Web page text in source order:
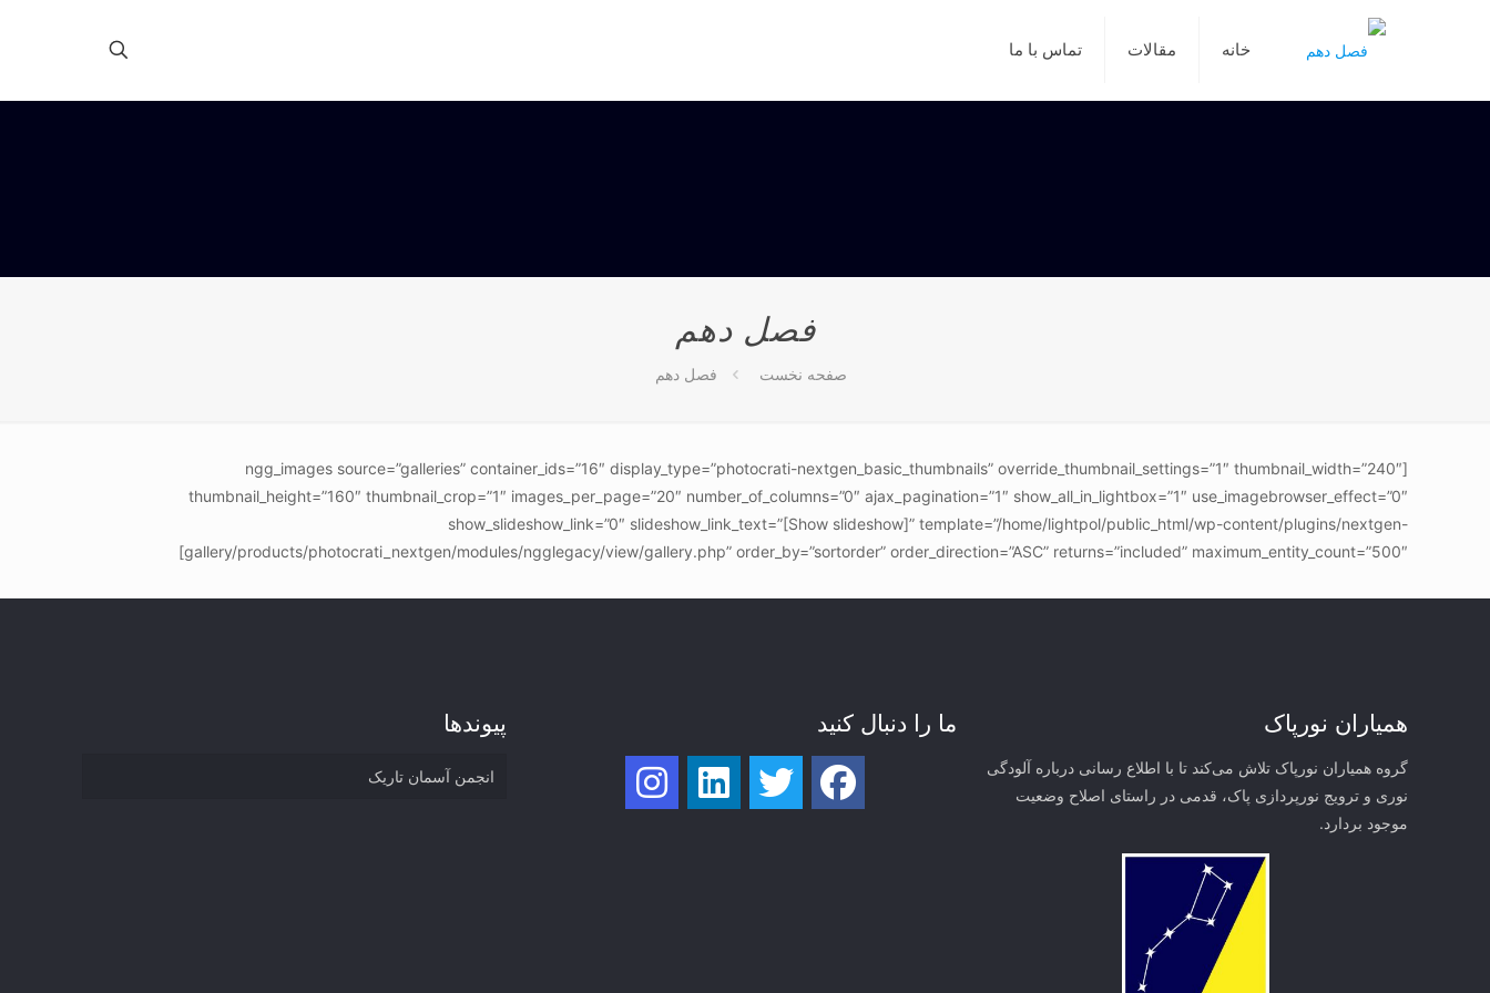
خانه مقالات تماس با ما
فصل دهم
صفحه نخست فصل دهم
[ngg_images source=”galleries” container_ids=”16″ display_type=”photocrati-nextgen_basic_thumbnails” override_thumbnail_settings=”1″ thumbnail_width=”240″
thumbnail_height=”160″ thumbnail_crop=”1″ images_per_page=”20″ number_of_columns=”0″ ajax_pagination=”1″ show_all_in_lightbox=”1″ use_imagebrowser_effect=”0″
show_slideshow_link=”0″ slideshow_link_text=”[Show slideshow]” template=”/home/lightpol/public_html/wp-content/plugins/nextgen-
gallery/products/photocrati_nextgen/modules/ngglegacy/view/gallery.php” order_by=”sortorder” order_direction=”ASC” returns=”included” maximum_entity_count=”500″]
همیاران نورپاک
گروه همیاران نورپاک تلاش می‌کند تا با اطلاع رسانی درباره آلودگی
نوری و ترویج نورپردازی پاک، قدمی در راستای‌ اصلاح وضعیت
موجود بردارد.
ما را دنبال کنید پیوند‌ها
انجمن آسمان تاریک